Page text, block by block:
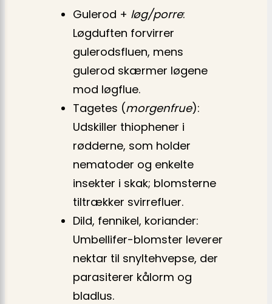
Gulerod + løg/porre:
Løgduften forvirrer
gulerodsfluen, mens
gulerod skærmer løgene
mod løgflue.
Tagetes (morgenfrue):
Udskiller thiophener i
rødderne, som holder
nematoder og enkelte
insekter i skak; blomsterne
tiltrækker svirrefluer.
Dild, fennikel, koriander:
Umbellifer-blomster leverer
nektar til snyltehvepse, der
parasiterer kålorm og
bladlus.